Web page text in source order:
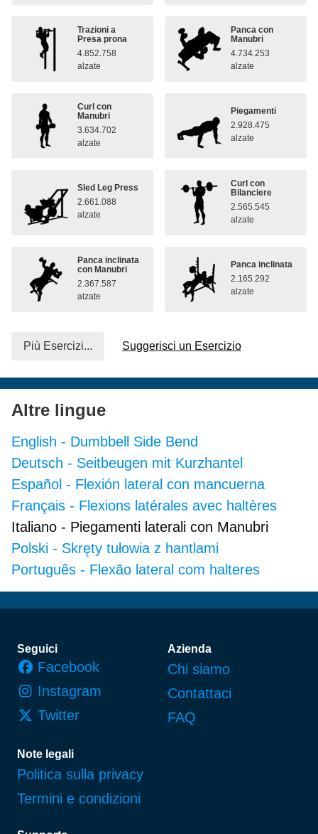
Trazioni a
Presa prona
4.852.758
alzate
Panca con
Manubri
4.734.253
alzate
Curl con
Manubri
3.634.702
alzate
Piegamenti
2.928.475
alzate
Sled Leg Press
2.661.088
alzate
Curl con
Bilanciere
2.565.545
alzate
Panca inclinata
con Manubri
2.367.587
alzate
Panca inclinata
2.165.292
alzate
Più Esercizi... Suggerisci un Esercizio
Altre lingue
English - Dumbbell Side Bend
Deutsch - Seitbeugen mit Kurzhantel
Español - Flexión lateral con mancuerna
Français - Flexions latérales avec haltères
Italiano - Piegamenti laterali con Manubri
Polski - Skręty tułowia z hantlami
Português - Flexão lateral com halteres
Piè di pagina
Seguici
Facebook
Instagram
Twitter
Azienda
Chi siamo
Contattaci
FAQ
Note legali
Politica sulla privacy
Termini e condizioni